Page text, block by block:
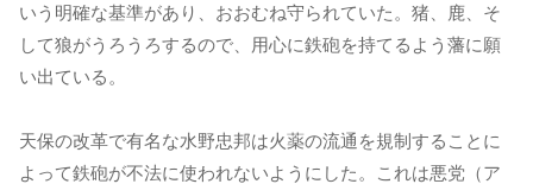
いう明確な基準があり、おおむね守られていた。猪、鹿、そ
して狼がうろうろするので、用心に鉄砲を持てるよう藩に願
い出ている。
天保の改革で有名な水野忠邦は火薬の流通を規制することに
よって鉄砲が不法に使われないようにした。これは悪党（ア